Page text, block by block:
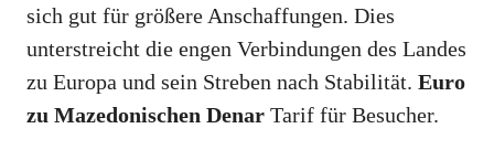
sich gut für größere Anschaffungen. Dies
unterstreicht die engen Verbindungen des Landes
zu Europa und sein Streben nach Stabilität. Euro
zu Mazedonischen Denar Tarif für Besucher.